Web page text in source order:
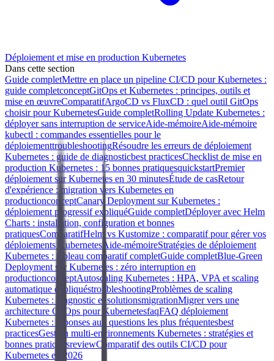
Déploiement et mise en production Kubernetes
Dans cette section
Guide completMettre en place un pipeline CI/CD pour Kubernetes :
guide completconceptGitOps et Kubernetes : principes, outils et
mise en œuvreComparatifArgoCD vs FluxCD : quel outil GitOps
choisir pour KubernetesGuide completRolling Update Kubernetes :
déployer sans interruption de serviceAide-mémoireAide-mémoire
kubectl : commandes essentielles pour le
déploiementtroubleshootingRésoudre les erreurs de déploiement
Kubernetes : guide de diagnosticbest practicesChecklist de mise en
production Kubernetes : 15 bonnes pratiquesquickstartPremier
déploiement sur Kubernetes en 30 minutesÉtude de casRetour
d'expérience : migration vers Kubernetes en
productionconceptCanary Deployment sur Kubernetes :
déploiement progressif expliquéGuide completDéployer avec Helm
Charts : installation, configuration et bonnes
pratiquesComparatifHelm vs Kustomize : comparatif pour gérer vos
déploiements Kubernetes Aide-mémoireStratégies de déploiement
Kubernetes : tableau comparatif completGuide completBlue-Green
Deployment sur Kubernetes : zéro interruption en
productionconceptAutoscaling Kubernetes : HPA, VPA et scaling
automatique expliquéstroubleshootingProblèmes de scaling
Kubernetes : diagnostic et solutionsmigrationMigrer vers une
architecture GitOps pour KubernetesfaqFAQ déploiement
Kubernetes : réponses aux questions les plus fréquentesbest
practicesGestion multi-environnements Kubernetes : stratégies et
bonnes pratiquesreviewComparatif des outils CI/CD pour
Kubernetes en 2026